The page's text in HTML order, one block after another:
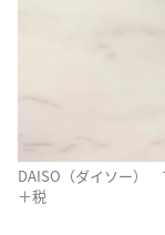
DAISO（ダイソー）
＋税